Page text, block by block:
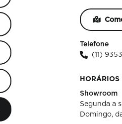
Telefone
(11)
HORÁRIOS
Showroom
Segunda a
Domingo,